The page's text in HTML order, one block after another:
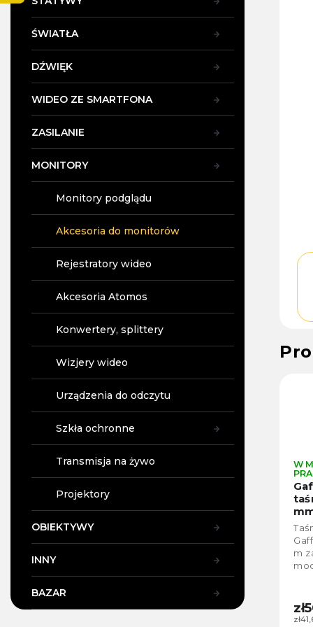
ŚWIATŁA
DŹWIĘK
WIDEO ZE SMARTFONA
ZASILANIE
MONITORY
Monitory podglądu
Akcesoria do monitorów
Rejestratory wideo
Akcesoria Atomos
Konwertery, splittery
Wizjery wideo
Urządzenia do odczytu
Szkła ochronne
Transmisja na żywo
Projektory
OBIEKTYWY
INNY
BAZAR
W
m
nie